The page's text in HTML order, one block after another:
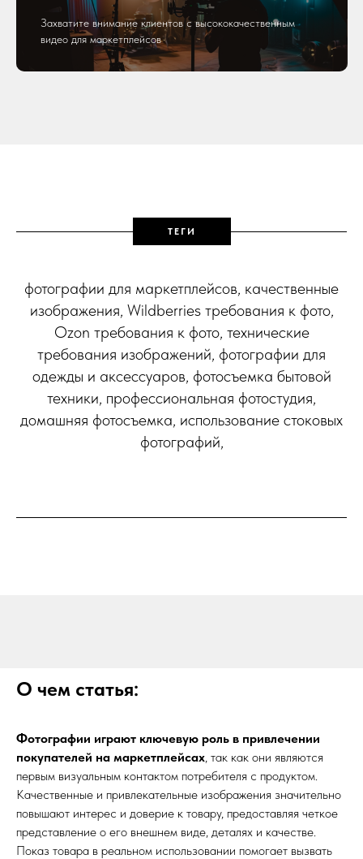
Захватите внимание клиентов с высококачественным
видео для маркетплейсов
ТЕГИ
фотографии для маркетплейсов, качественные
изображения, Wildberries требования к фото,
Ozon требования к фото, технические
требования изображений, фотографии для
одежды и аксессуаров, фотосъемка бытовой
техники, профессиональная фотостудия,
домашняя фотосъемка, использование стоковых
фотографий,
О чем статья:
Фотографии играют ключевую роль в привлечении
покупателей на маркетплейсах, так как они являются
первым визуальным контактом потребителя с продуктом.
Качественные и привлекательные изображения значительно
повышают интерес и доверие к товару, предоставляя четкое
представление о его внешнем виде, деталях и качестве.
Показ товара в реальном использовании помогает вызвать